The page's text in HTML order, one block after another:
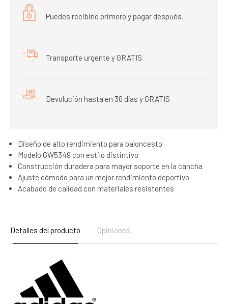
Puedes recibirlo primero y pagar después.
Transporte urgente y GRATIS.
Devolución hasta en 30 días y GRATIS
Diseño de alto rendimiento para baloncesto
Modelo GW5349 con estilo distintivo
Construcción duradera para mayor soporte en la cancha
Ajuste cómodo para un mejor rendimiento deportivo
Acabado de calidad con materiales resistentes
Detalles del producto Opiniones